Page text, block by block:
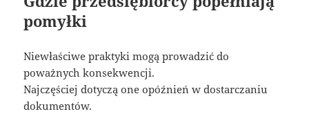
pomyłki
Niewłaściwe praktyki mogą prowadzić do
poważnych konsekwencji.
Najczęściej dotyczą one opóźnień w dostarczaniu
dokumentów.